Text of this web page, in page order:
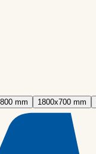
mm 1800x700 mm